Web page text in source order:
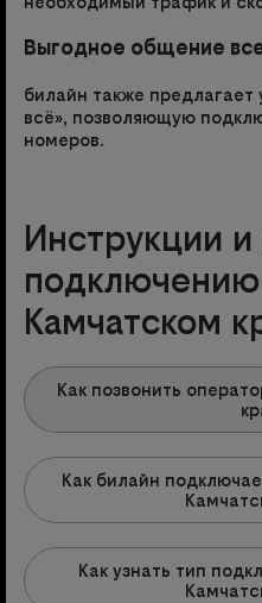
Выгодное общение
билайн также
всё», позволяющую
номеров.
Инструкции
подключению
Камчатском
Как позвонить
Как билайн
Как узнать тип